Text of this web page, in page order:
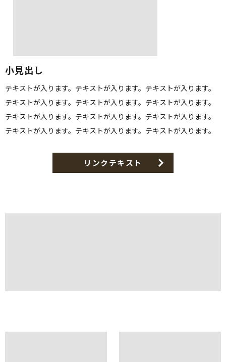
小見出し
テキストが入ります。テキストが入ります。テキストが入ります。
テキストが入ります。テキストが入ります。テキストが入ります。
テキストが入ります。テキストが入ります。テキストが入ります。
テキストが入ります。テキストが入ります。テキストが入ります。
リンクテキスト